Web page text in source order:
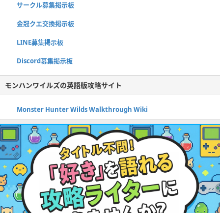
サークル募集掲示板
金冠クエ交換掲示板
LINE募集掲示板
Discord募集掲示板
モンハンワイルズの英語版攻略サイト
Monster Hunter Wilds Walkthrough Wiki